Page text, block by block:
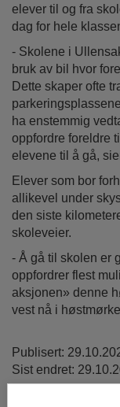
elever til og fra
dag for hele
- Skolene i
bruk av bil hvor
Dette skaper ofte
ha enstemmig
oppfordre foreldre
elevene til å gå,
Elever som bor
allikevel under
den siste
skoleveier.
- Å gå til skolen er
oppfordrer flest
aksjonen» denne
vest nå i
Publisert:
Sist endret: